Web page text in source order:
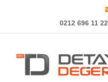
0212 696 11 22